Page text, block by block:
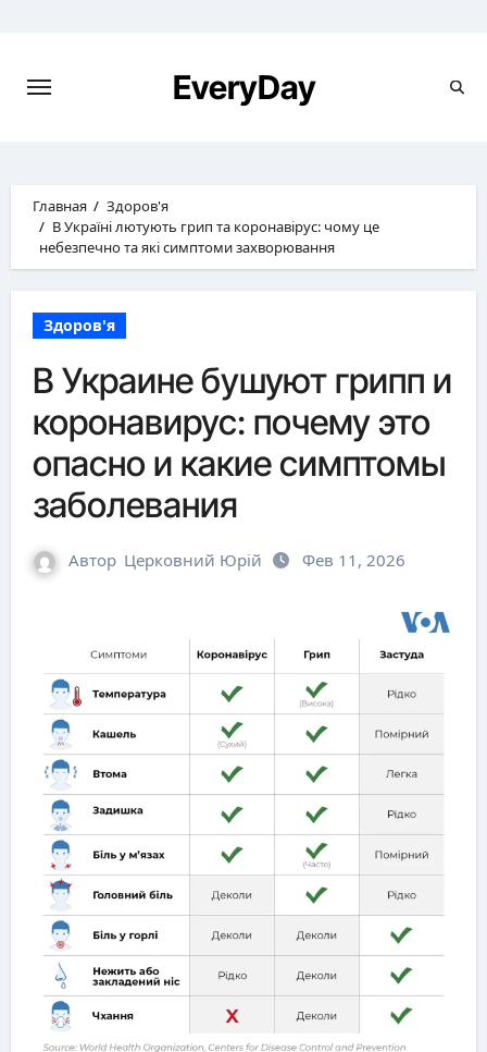
EveryDay
Главная
Здоров'я
В Україні лютують грип та коронавірус: чому це
небезпечно та які симптоми захворювання
Здоров'я
В Украине бушуют грипп и
коронавирус: почему это
опасно и какие симптомы
заболевания
Автор Церковний Юрій Фев 11, 2026